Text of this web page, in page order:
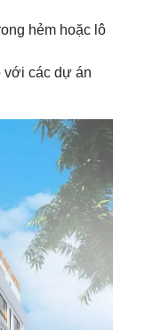
hẻm hoặc lô
với các dự án